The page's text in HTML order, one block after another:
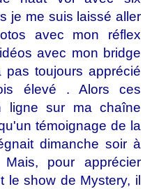
je me suis laissé aller
avec mon réflex
avec mon bridge
toujours apprécié
élevé . Alors ces
ligne sur ma chaîne
témoignage de la
dimanche soir à
Mais, pour apprécier
le show de Mystery, il